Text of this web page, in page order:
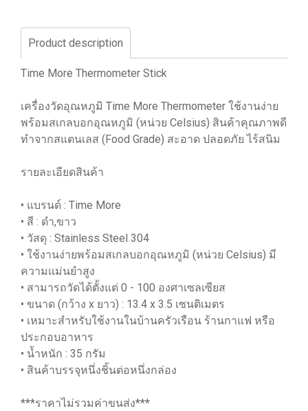
Product description
Time More Thermometer Stick
เครื่องวัดอุณหภูมิ Time More Thermometer ใช้งานง่าย
พร้อมสเกลบอกอุณหภูมิ (หน่วย Celsius) สินค้าคุณภาพดี
ทำจากสแตนเลส (Food Grade) สะอาด ปลอดภัย ไร้สนิม
รายละเอียดสินค้า
• แบรนด์ : Time More
• สี : ดำ,ขาว
• วัสดุ : Stainless Steel 304
• ใช้งานง่ายพร้อมสเกลบอกอุณหภูมิ (หน่วย Celsius) มี
ความแม่นยำสูง
• สามารถวัดได้ตั้งแต่ 0 - 100 องศาเซลเซียส
• ขนาด (กว้าง x ยาว) : 13.4 x 3.5 เซนติเมตร
• เหมาะสำหรับใช้งานในบ้านครัวเรือน ร้านกาแฟ หรือ
ประกอบอาหาร
• น้ำหนัก : 35 กรัม
• สินค้าบรรจุหนึ่งชิ้นต่อหนึ่งกล่อง
***ราคาไม่รวมค่าขนส่ง***